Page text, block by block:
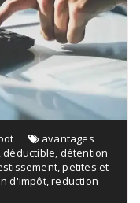
avantages
,déductible détention
,petites et
d'impôt,reduction